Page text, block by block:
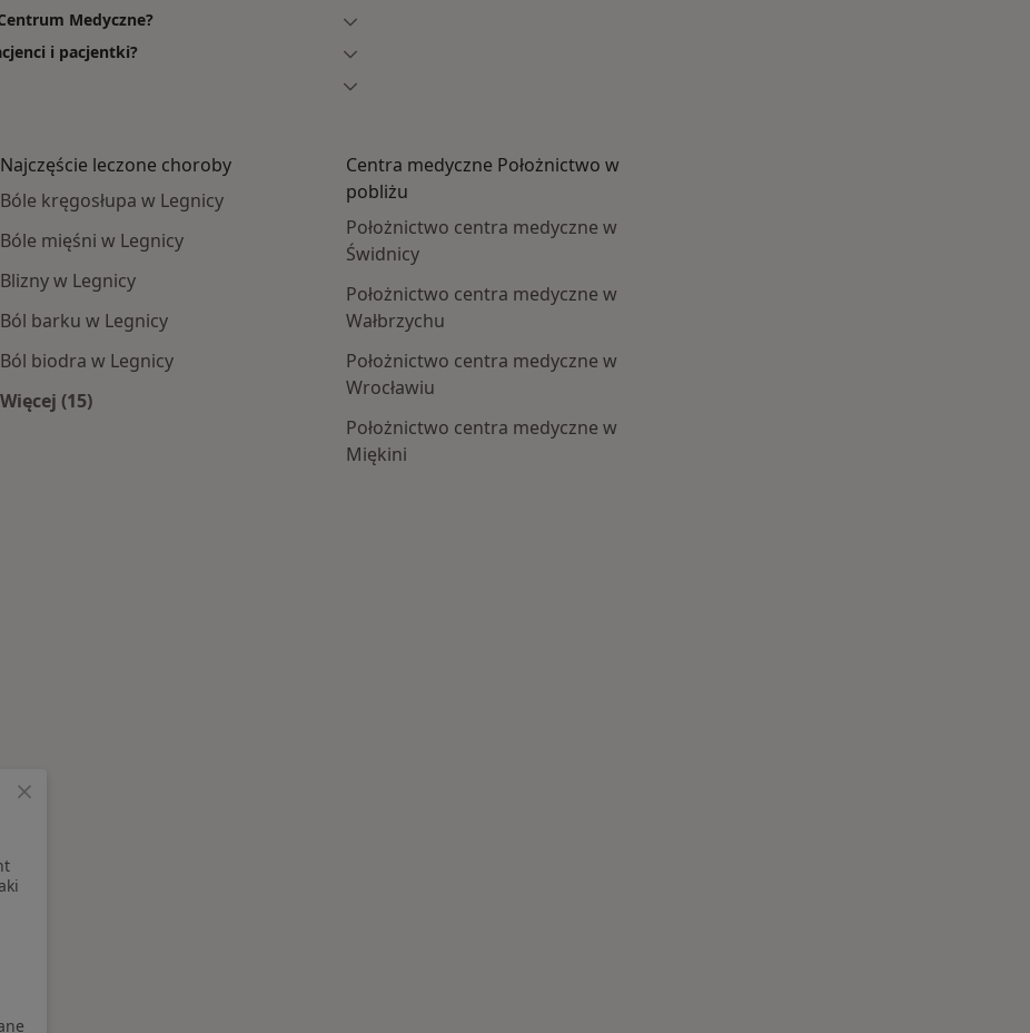
Medyczne?
i pacjentki?
Najczęście leczone choroby
Bóle kręgosłupa w Legnicy
Bóle mięśni w Legnicy
Blizny w Legnicy
Ból barku w Legnicy
Ból biodra w Legnicy
Więcej (15)
Więcej w kategorii: Najczęście leczone choroby
Centra medyczne Położnictwo w
pobliżu
Położnictwo centra medyczne w
Świdnicy
Położnictwo centra medyczne w
Wałbrzychu
Położnictwo centra medyczne w
Wrocławiu
Położnictwo centra medyczne w
Miękini